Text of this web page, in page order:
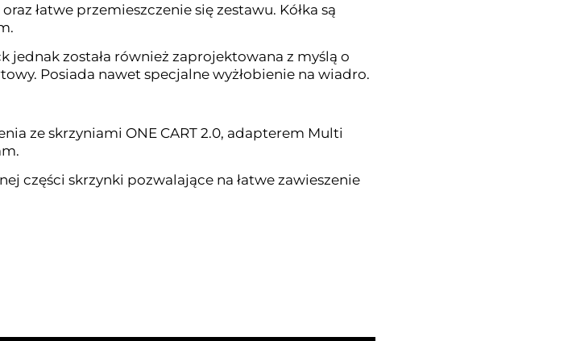
łatwe przemieszczenie się zestawu. Kółka są
została również zaprojektowana z myślą o
Posiada nawet specjalne wyżłobienie na wiadro.
ze skrzyniami ONE CART 2.0, adapterem Multi
części skrzynki pozwalające na łatwe zawieszenie